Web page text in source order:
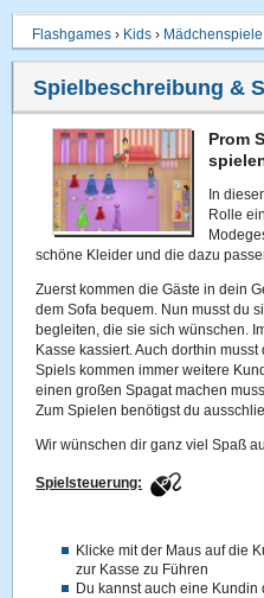
Flashgames › Kids › Mädchenspiele
Spielbeschreibung &
Prom
In
Rolle
schöne Kleider und die dazu
Zuerst kommen die Gäste in dein
dem Sofa bequem. Nun musst du
begleiten, die sie sich wünschen.
Kasse kassiert. Auch dorthin
Spiels kommen immer weitere
einen großen Spagat machen
Zum Spielen benötigst du
Wir wünschen dir ganz viel Spaß
Spielsteuerung:
Klicke mit der Maus auf die
zur Kasse zu Führen
Du kannst auch eine